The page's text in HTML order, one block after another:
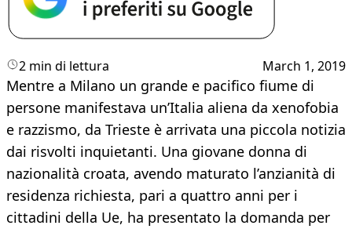
2 min di lettura March 1, 2019
Mentre a Milano un grande e pacifico fiume di
persone manifestava un’Italia aliena da xenofobia
e razzismo, da Trieste è arrivata una piccola notizia
dai risvolti inquietanti. Una giovane donna di
nazionalità croata, avendo maturato l’anzianità di
residenza richiesta, pari a quattro anni per i
cittadini della Ue, ha presentato la domanda per